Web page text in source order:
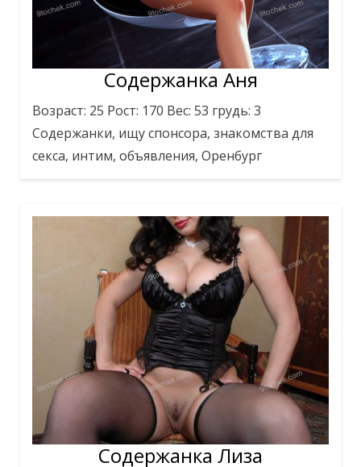
Содержанка Аня
Возраст: 25 Рост: 170 Вес: 53 грудь: 3
Содержанки, ищу спонсора, знакомства для
секса, интим, объявления, Оренбург
Содержанка Лиза